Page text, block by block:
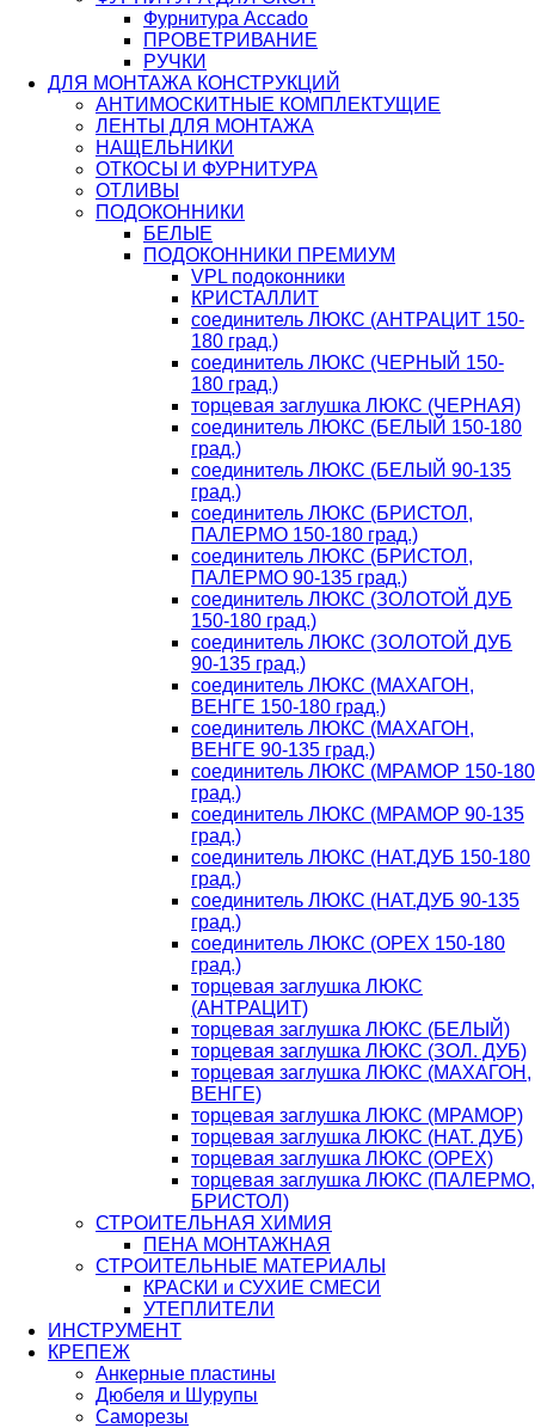
Фурнитура Accado
ПРОВЕТРИВАНИЕ
РУЧКИ
ДЛЯ МОНТАЖА КОНСТРУКЦИЙ
АНТИМОСКИТНЫЕ КОМПЛЕКТУЩИЕ
ЛЕНТЫ ДЛЯ МОНТАЖА
НАЩЕЛЬНИКИ
ОТКОСЫ И ФУРНИТУРА
ОТЛИВЫ
ПОДОКОННИКИ
БЕЛЫЕ
ПОДОКОННИКИ ПРЕМИУМ
VPL подоконники
КРИСТАЛЛИТ
соединитель ЛЮКС (АНТРАЦИТ 150-
180 град.)
соединитель ЛЮКС (ЧЕРНЫЙ 150-
180 град.)
торцевая заглушка ЛЮКС (ЧЕРНАЯ)
соединитель ЛЮКС (БЕЛЫЙ 150-180
град.)
соединитель ЛЮКС (БЕЛЫЙ 90-135
град.)
соединитель ЛЮКС (БРИСТОЛ,
ПАЛЕРМО 150-180 град.)
соединитель ЛЮКС (БРИСТОЛ,
ПАЛЕРМО 90-135 град.)
соединитель ЛЮКС (ЗОЛОТОЙ ДУБ
150-180 град.)
соединитель ЛЮКС (ЗОЛОТОЙ ДУБ
90-135 град.)
соединитель ЛЮКС (МАХАГОН,
ВЕНГЕ 150-180 град.)
соединитель ЛЮКС (МАХАГОН,
ВЕНГЕ 90-135 град.)
соединитель ЛЮКС (МРАМОР 150-180
град.)
соединитель ЛЮКС (МРАМОР 90-135
град.)
соединитель ЛЮКС (НАТ.ДУБ 150-180
град.)
соединитель ЛЮКС (НАТ.ДУБ 90-135
град.)
соединитель ЛЮКС (ОРЕХ 150-180
град.)
торцевая заглушка ЛЮКС
(АНТРАЦИТ)
торцевая заглушка ЛЮКС (БЕЛЫЙ)
торцевая заглушка ЛЮКС (ЗОЛ. ДУБ)
торцевая заглушка ЛЮКС (МАХАГОН,
ВЕНГЕ)
торцевая заглушка ЛЮКС (МРАМОР)
торцевая заглушка ЛЮКС (НАТ. ДУБ)
торцевая заглушка ЛЮКС (ОРЕХ)
торцевая заглушка ЛЮКС (ПАЛЕРМО,
БРИСТОЛ)
СТРОИТЕЛЬНАЯ ХИМИЯ
ПЕНА МОНТАЖНАЯ
СТРОИТЕЛЬНЫЕ МАТЕРИАЛЫ
КРАСКИ и СУХИЕ СМЕСИ
УТЕПЛИТЕЛИ
ИНСТРУМЕНТ
КРЕПЕЖ
Анкерные пластины
Дюбеля и Шурупы
Саморезы